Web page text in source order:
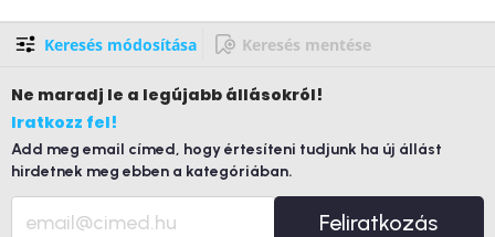
Keresés módosítása Keresés mentése
Ne maradj le a legújabb állásokról!
Iratkozz fel!
Add meg email címed, hogy értesíteni tudjunk ha új állást
hirdetnek meg ebben a kategóriában.
Feliratkozás